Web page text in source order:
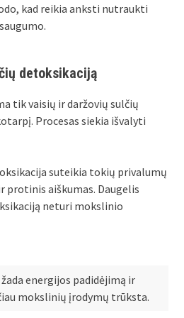
kad reikia anksti nutraukti
detoksikaciją
tik vaisių ir daržovių sulčių
Procesas siekia išvalyti
suteikia tokių privalumų
protinis aiškumas. Daugelis
neturi mokslinio
energijos padidėjimą ir
mokslinių įrodymų trūksta.